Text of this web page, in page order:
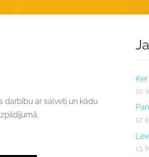
10.
17.
13.
darbību ar salveti un kādu